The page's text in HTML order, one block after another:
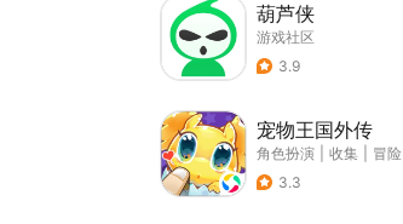
葫芦侠
游戏社区
3.9
宠物王国外传
角色扮演 收集 冒险
3.3